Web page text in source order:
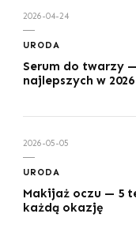
2026-04-24
URODA
Serum do twarzy
najlepszych w 2026
2026-05-05
URODA
Makijaż oczu — 5
każdą okazję